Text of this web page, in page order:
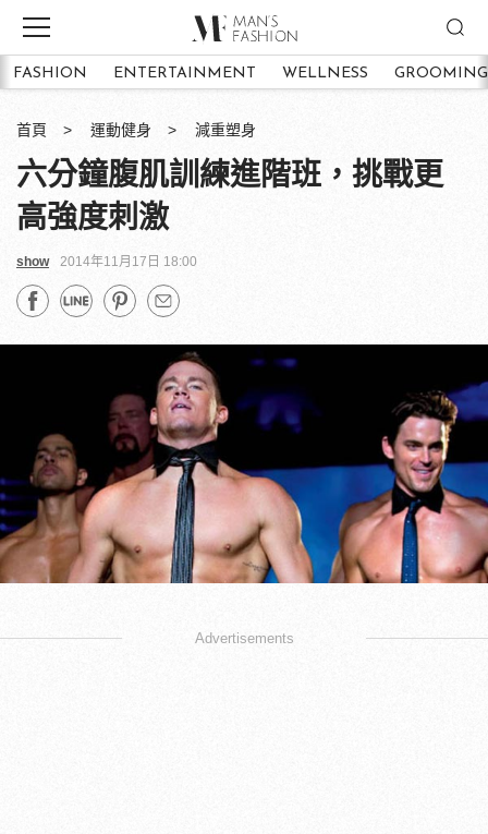
FASHION ENTERTAINMENT WELLNESS GROOMING
首頁 運動健身 減重塑身
六分鐘腹肌訓練進階班，挑戰更
高強度刺激
show 2014年11月17日 18:00
Advertisements